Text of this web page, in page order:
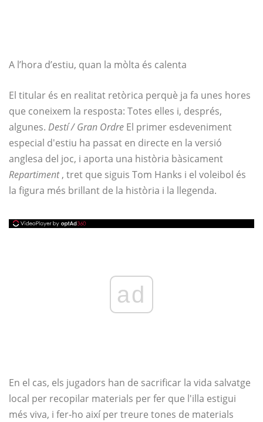
A l’hora d’estiu, quan la mòlta és calenta
El titular és en realitat retòrica perquè ja fa unes hores
que coneixem la resposta: Totes elles i, després,
algunes. Destí / Gran Ordre El primer esdeveniment
especial d'estiu ha passat en directe en la versió
anglesa del joc, i aporta una història bàsicament
Repartiment, tret que siguis Tom Hanks i el voleibol és
la figura més brillant de la història i la llegenda.
ad
En el cas, els jugadors han de sacrificar la vida salvatge
local per recopilar materials per fer que l'illa estigui
més viva, i fer-ho així per treure tones de materials